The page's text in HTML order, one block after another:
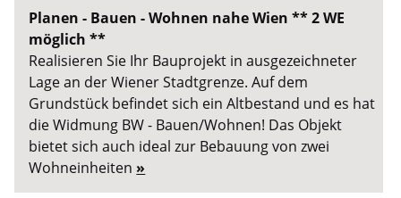
Planen - Bauen - Wohnen nahe Wien ** 2 WE
möglich **
Realisieren Sie Ihr Bauprojekt in ausgezeichneter
Lage an der Wiener Stadtgrenze. Auf dem
Grundstück befindet sich ein Altbestand und es hat
die Widmung BW - Bauen/Wohnen! Das Objekt
bietet sich auch ideal zur Bebauung von zwei
Wohneinheiten »